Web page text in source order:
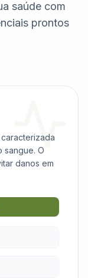
saúde com
prontos
sangue. O
danos em